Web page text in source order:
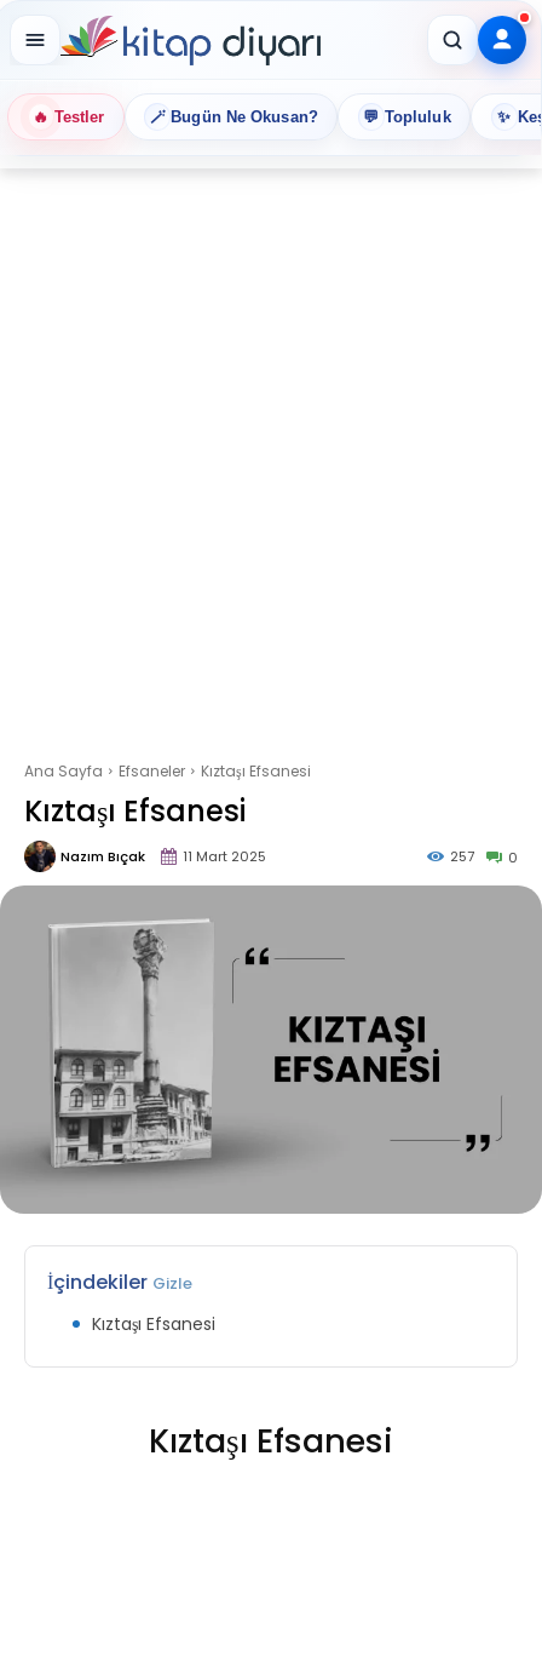
🔥 Testler 🪄 Bugün Ne Okusan? 💬 Topluluk ✨
Ana Sayfa Efsaneler Kıztaşı Efsanesi
Kıztaşı Efsanesi
Nazım Bıçak 11 Mart 2025 0
257
İçindekiler Gizle
Kıztaşı Efsanesi
Kıztaşı Efsanesi